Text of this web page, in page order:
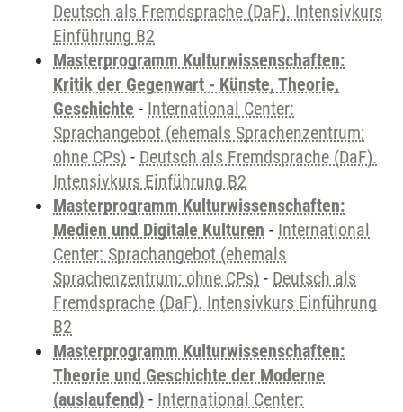
Deutsch als Fremdsprache (DaF). Intensivkurs
Einführung B2
Masterprogramm Kulturwissenschaften:
Kritik der Gegenwart - Künste, Theorie,
Geschichte - International Center:
Sprachangebot (ehemals Sprachenzentrum;
ohne CPs) - Deutsch als Fremdsprache (DaF).
Intensivkurs Einführung B2
Masterprogramm Kulturwissenschaften:
Medien und Digitale Kulturen - International
Center: Sprachangebot (ehemals
Sprachenzentrum; ohne CPs) - Deutsch als
Fremdsprache (DaF). Intensivkurs Einführung
B2
Masterprogramm Kulturwissenschaften:
Theorie und Geschichte der Moderne
(auslaufend) - International Center: